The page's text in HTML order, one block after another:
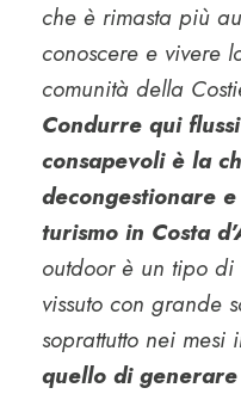
che è rimasta più
conoscere e vivere
comunità della
Condurre qui
consapevoli è la
decongestionare
turismo in Costa
outdoor è un tipo di
vissuto con grande
soprattutto nei mesi
quello di